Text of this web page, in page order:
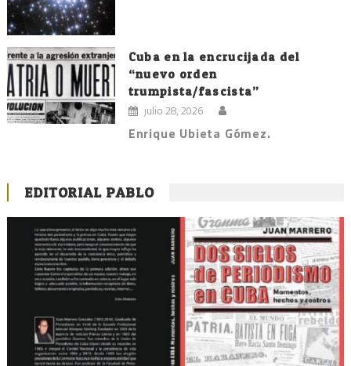
Cuba en la encrucijada del
“nuevo orden
trumpista/fascista”
julio 28, 2026
Enrique Ubieta Gómez.
EDITORIAL PABLO